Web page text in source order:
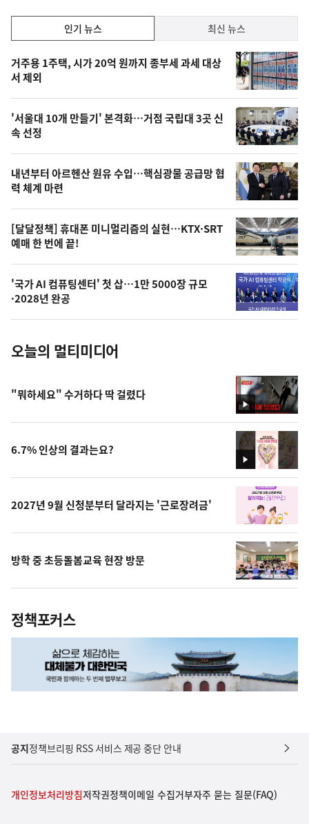
락
기,
최
신,
오
늘
의
영
상
오
늘
의
사
진
인기 뉴스 최신 뉴스
기
뉴
스
거주용 1주택, 시가 20억 원까지 종부세 과세 대상
서 제외
'서울대 10개 만들기' 본격화…거점 국립대 3곳 신
속 선정
내년부터 아르헨산 원유 수입…핵심광물 공급망 협
력 체계 마련
[달달정책] 휴대폰 미니멀리즘의 실현…KTX·SRT
예매 한 번에 끝!
'국가 AI 컴퓨팅센터' 첫 삽…1만 5000장 규모
·2028년 완공
오늘의 멀티미디어
영
상
"뭐하세요" 수거하다 딱 걸렸다
영
상
6.7% 인상의 결과는요?
2027년 9월 신청분부터 달라지는 '근로장려금'
방학 중 초등돌봄교육 현장 방문
정책포커스
공지정책브리핑 RSS 서비스 제공 중단 안내
개인정보처리방침저작권정책이메일 수집거부자주 묻는 질문(FAQ)